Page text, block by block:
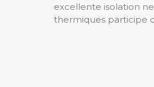
excellente isolation
thermiques participe